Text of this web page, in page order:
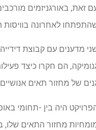
זאת, באורגניזמים
לאחרונה בוויסות
הם חקרו כיצד
של מחזור תאים
מחזור התאים שלו,